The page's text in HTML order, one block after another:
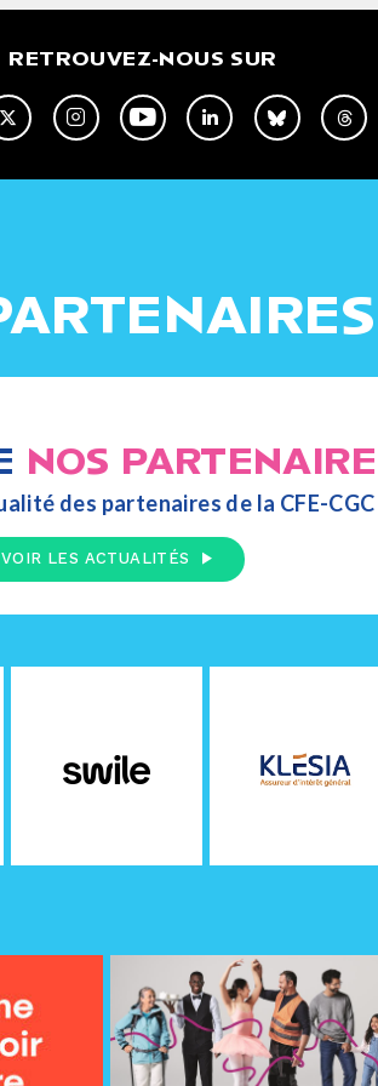
RETROUVEZ-NOUS SUR
NOS
des partenaires de la CFE-CGC
VOIR LES ACTUALITÉS